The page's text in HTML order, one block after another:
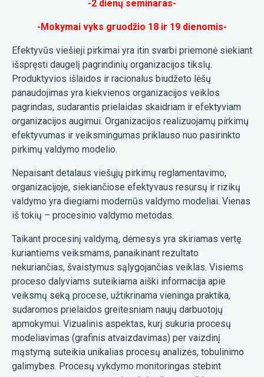
-2 dienų seminaras-
-Mokymai vyks gruodžio 18 ir 19 dienomis-
Efektyvūs viešieji pirkimai yra itin svarbi priemonė siekiant
išspręsti daugelį pagrindinių organizacijos tikslų.
Produktyvios išlaidos ir racionalus biudžeto lėšų
panaudojimas yra kiekvienos organizacijos veiklos
pagrindas, sudarantis prielaidas skaidriam ir efektyviam
organizacijos augimui. Organizacijos realizuojamų pirkimų
efektyvumas ir veiksmingumas priklauso nuo pasirinkto
pirkimų valdymo modelio.
Nepaisant detalaus viešųjų pirkimų reglamentavimo,
organizacijoje, siekiančiose efektyvaus resursų ir rizikų
valdymo yra diegiami modernūs valdymo modeliai. Vienas
iš tokių – procesinio valdymo metodas.
Taikant procesinį valdymą, dėmesys yra skiriamas vertę
kuriantiems veiksmams, panaikinant rezultato
nekuriančias, švaistymus sąlygojančias veiklas. Visiems
proceso dalyviams suteikiama aiški informacija apie
veiksmų seką procese, užtikrinama vieninga praktika,
sudaromos prielaidos greitesniam naujų darbuotojų
apmokymui. Vizualinis aspektas, kurį sukuria procesų
modeliavimas (grafinis atvaizdavimas) per vaizdinį
mąstymą suteikia unikalias procesų analizės, tobulinimo
galimybes. Procesų vykdymo monitoringas stebint